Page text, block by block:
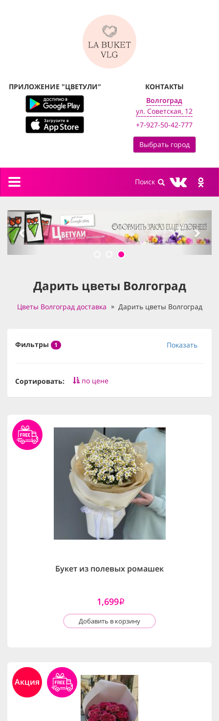
ПРИЛОЖЕНИЕ "ЦВЕТУЛИ"
КОНТАКТЫ
Волгоград
ул. Советская, 12
+7-927-50-42-777
Выбрать город
Toggle
previous
Дарить цветы Волгоград
Цветы Волгоград доставка Дарить цветы Волгоград
Фильтры 1 Показать
Сортировать: по цене
Букет из полевых ромашек
1,699i
Добавить в корзину
Акция